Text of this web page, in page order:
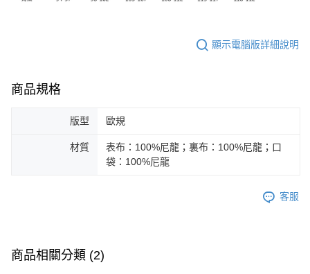
顯示電腦版詳細說明
商品規格
版型 歐規
材質
表布：100%尼龍；裏布：100%尼龍；口
袋：100%尼龍
客服
商品相關分類 (2)